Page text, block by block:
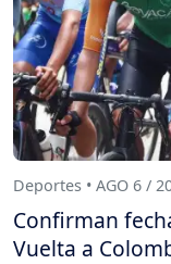
Deportes • AGO 6 /
Confirman
Vuelta a